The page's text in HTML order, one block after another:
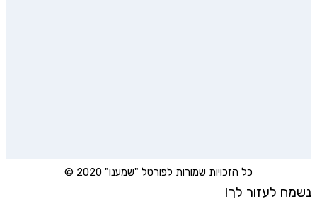
כל הזכויות שמורות לפורטל "שמענו" 2020 ©
נשמח לעזור לך!